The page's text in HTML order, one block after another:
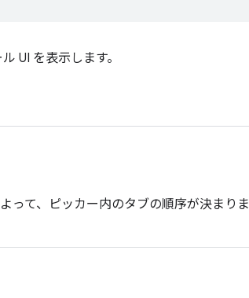
UI を表示します。
って、ピッカー内のタブの順序が決まりま